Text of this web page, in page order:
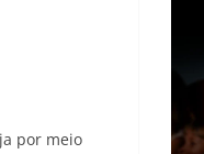
por meio